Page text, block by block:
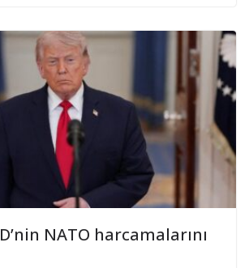
NATO harcamalarını